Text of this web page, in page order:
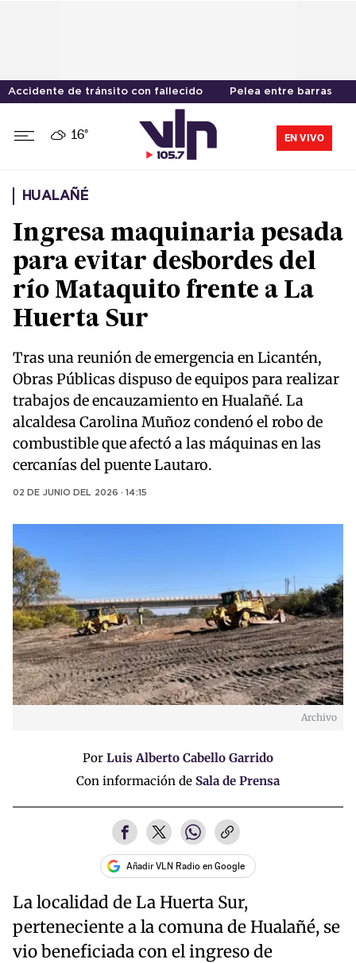
Accidente de tránsito con fallecido Pelea entre barras
16° EN VIVO
HUALAÑÉ
Ingresa maquinaria pesada
para evitar desbordes del
río Mataquito frente a La
Huerta Sur
Tras una reunión de emergencia en Licantén,
Obras Públicas dispuso de equipos para realizar
trabajos de encauzamiento en Hualañé. La
alcaldesa Carolina Muñoz condenó el robo de
combustible que afectó a las máquinas en las
cercanías del puente Lautaro.
02 DE JUNIO DEL 2026 · 14:15
Archivo
Por Luis Alberto Cabello Garrido
Con información de Sala de Prensa
Añadir VLN Radio en Google
La localidad de La Huerta Sur,
perteneciente a la comuna de Hualañé, se
vio beneficiada con el ingreso de